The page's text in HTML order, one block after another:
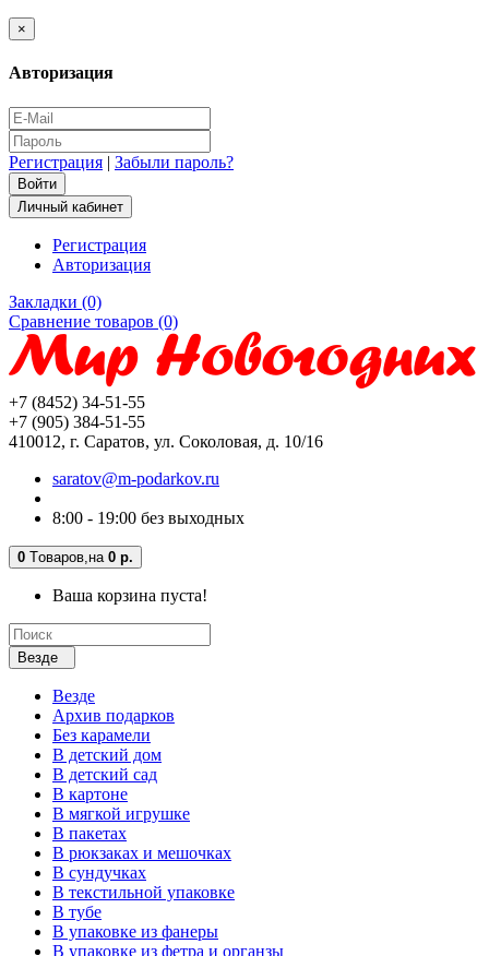
×
Авторизация
Регистрация | Забыли пароль?
Личный кабинет
Регистрация
Авторизация
Закладки (0)
Сравнение товаров (0)
+7 (8452) 34-51-55
+7 (905) 384-51-55
410012, г. Саратов, ул. Соколовая, д. 10/16
saratov@m-podarkov.ru
8:00 - 19:00 без выходных
0 Tоваров, на 0 р.
Ваша корзина пуста!
Везде
Везде
Архив подарков
Без карамели
В детский дом
В детский сад
В картоне
В мягкой игрушке
В пакетах
В рюкзаках и мешочках
В сундучках
В текстильной упаковке
В тубе
В упаковке из фанеры
В упаковке из фетра и органзы